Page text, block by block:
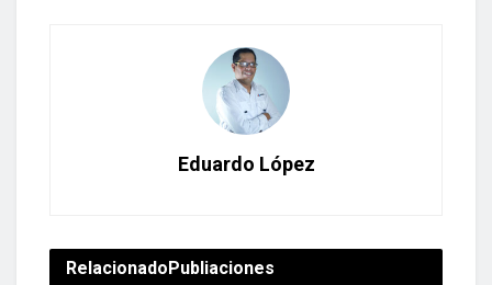
Eduardo López
RelacionadoPubliaciones